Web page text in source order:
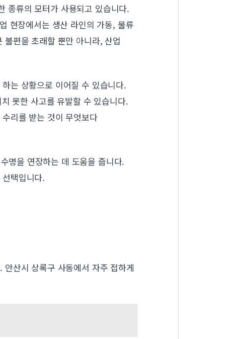
종류의 모터가 사용되고 있습니다.
현장에서는 생산 라인의 가동, 물류
편을 초래할 뿐만 아니라, 산업
는 상황으로 이어질 수 있습니다.
못한 사고를 유발할 수 있습니다.
리를 받는 것이 무엇보다
명을 연장하는 데 도움을 줍니다.
택입니다.
산시 상록구 사동에서 자주 접하게